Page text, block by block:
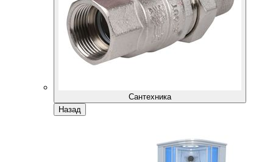
Сантехника
Назад